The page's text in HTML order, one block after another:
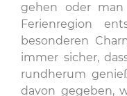
gehen oder
Ferienregion
besonderen
immer sicher,
rundherum
davon gegeben,